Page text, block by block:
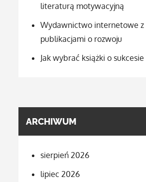
literaturą motywacyjną
Wydawnictwo internetowe z
publikacjami o rozwoju
Jak wybrać książki o
ARCHIWUM
sierpień 2026
lipiec 2026